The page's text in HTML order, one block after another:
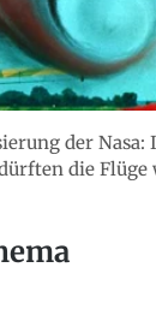
der Nasa:
die Flüge